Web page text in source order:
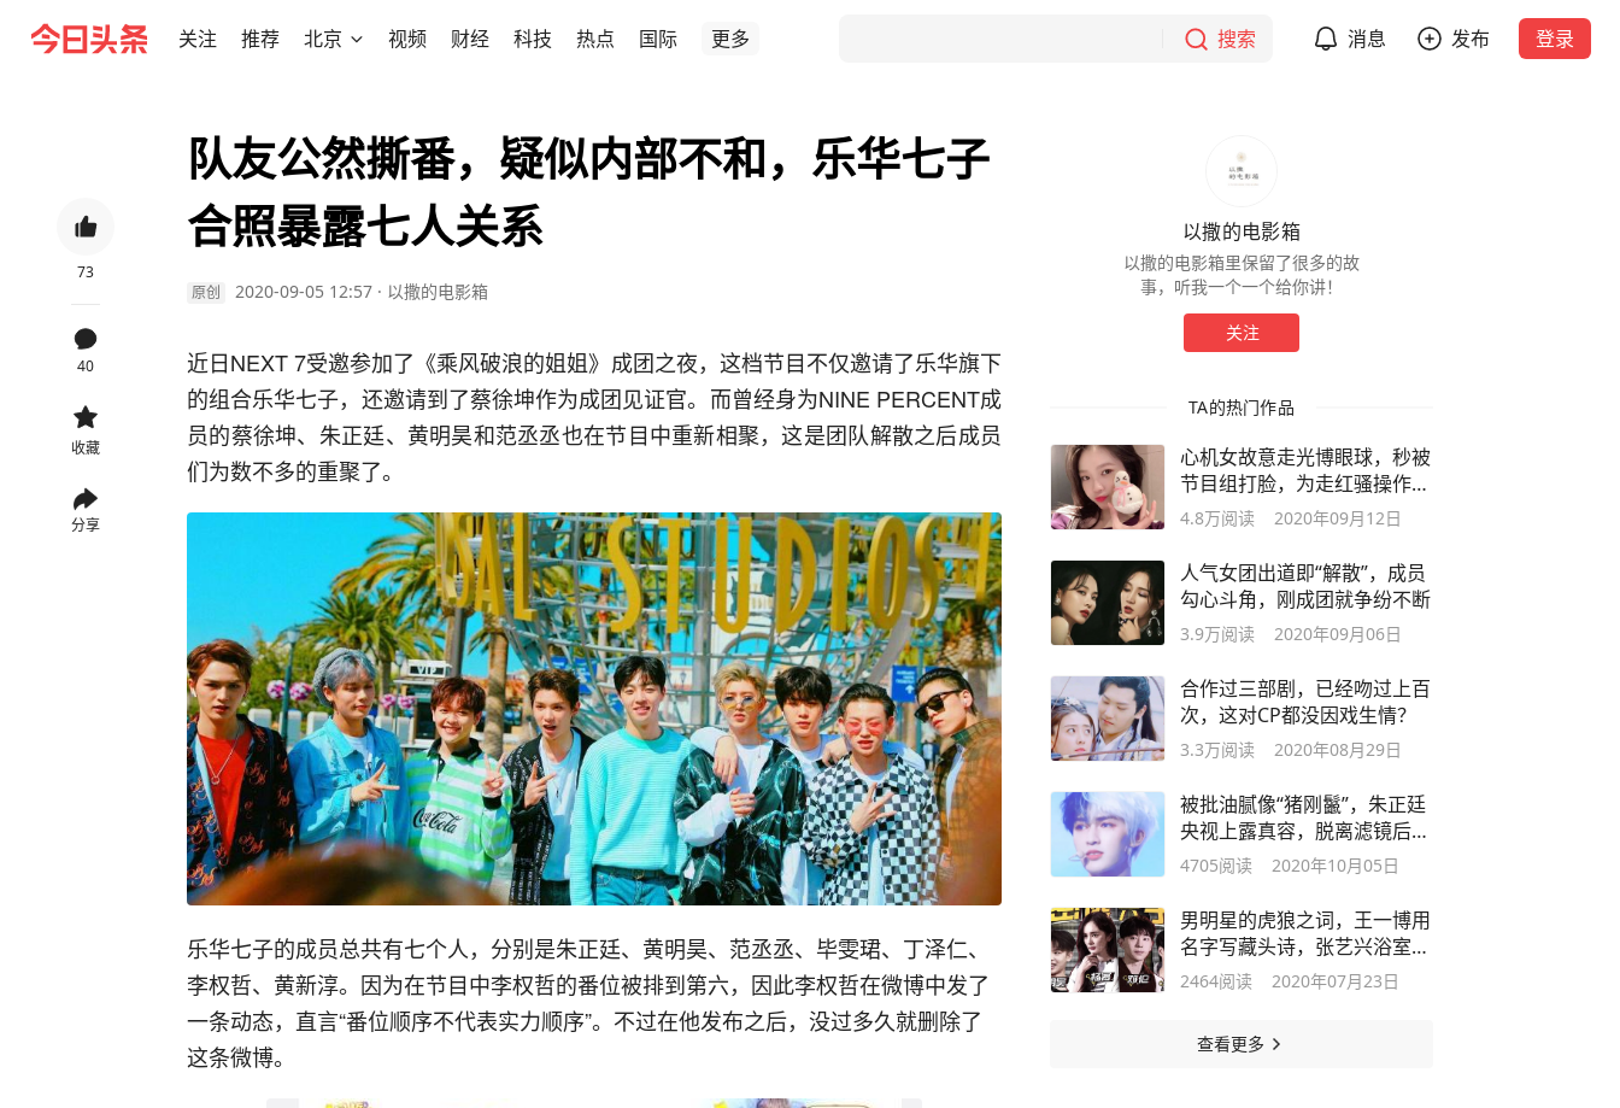
关注 推荐 北京 视频 财经 科技 热点 国际 更多 搜索 消息 发布 登录
73
40
收藏
分享
队友公然撕番，疑似内部不和，乐华七子
合照暴露七人关系
原创 2020-09-05 12:57 · 以撒的电影箱
近日NEXT 7受邀参加了《乘风破浪的姐姐》成团之夜，这档节目不仅邀请了乐华旗下
的组合乐华七子，还邀请到了蔡徐坤作为成团见证官。而曾经身为NINE PERCENT成
员的蔡徐坤、朱正廷、黄明昊和范丞丞也在节目中重新相聚，这是团队解散之后成员
们为数不多的重聚了。
乐华七子的成员总共有七个人，分别是朱正廷、黄明昊、范丞丞、毕雯珺、丁泽仁、
李权哲、黄新淳。因为在节目中李权哲的番位被排到第六，因此李权哲在微博中发了
一条动态，直言“番位顺序不代表实力顺序”。不过在他发布之后，没过多久就删除了
这条微博。
以撒的电影箱
以撒的电影箱里保留了很多的故
事，听我一个一个给你讲！
关注
TA的热门作品
心机女故意走光博眼球，秒被
节目组打脸，为走红骚操作不
断
4.8万阅读 2020年09月12日
人气女团出道即“解散”，成员
勾心斗角，刚成团就争纷不断
3.9万阅读 2020年09月06日
合作过三部剧，已经吻过上百
次，这对CP都没因戏生情？
3.3万阅读 2020年08月29日
被批油腻像“猪刚鬣”，朱正廷
央视上露真容，脱离滤镜后长
这样？
4705阅读 2020年10月05日
男明星的虎狼之词，王一博用
名字写藏头诗，张艺兴浴室练
街舞
2464阅读 2020年07月23日
查看更多